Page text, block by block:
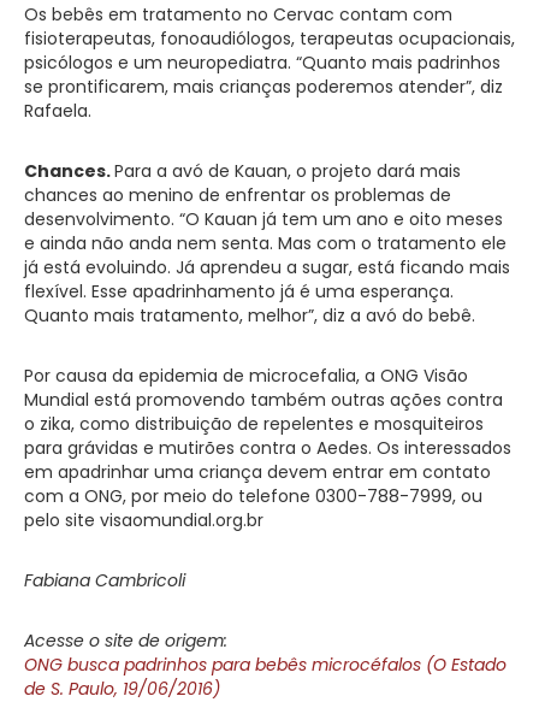
Os bebês em tratamento no Cervac contam com
fisioterapeutas, fonoaudiólogos, terapeutas ocupacionais,
psicólogos e um neuropediatra. “Quanto mais padrinhos
se prontificarem, mais crianças poderemos atender”, diz
Rafaela.
Chances.Para a avó de Kauan, o projeto dará mais
chances ao menino de enfrentar os problemas de
desenvolvimento. “O Kauan já tem um ano e oito meses
e ainda não anda nem senta. Mas com o tratamento ele
já está evoluindo. Já aprendeu a sugar, está ficando mais
flexível. Esse apadrinhamento já é uma esperança.
Quanto mais tratamento, melhor”, diz a avó do bebê.
Por causa da epidemia de microcefalia, a ONG Visão
Mundial está promovendo também outras ações contra
o zika, como distribuição de repelentes e mosquiteiros
para grávidas e mutirões contra o Aedes. Os interessados
em apadrinhar uma criança devem entrar em contato
com a ONG, por meio do telefone 0300-788-7999, ou
pelo site visaomundial.org.br
Fabiana Cambricoli
Acesse o site de origem:
ONG busca padrinhos para bebês microcéfalos (O Estado
de S. Paulo, 19/06/2016)